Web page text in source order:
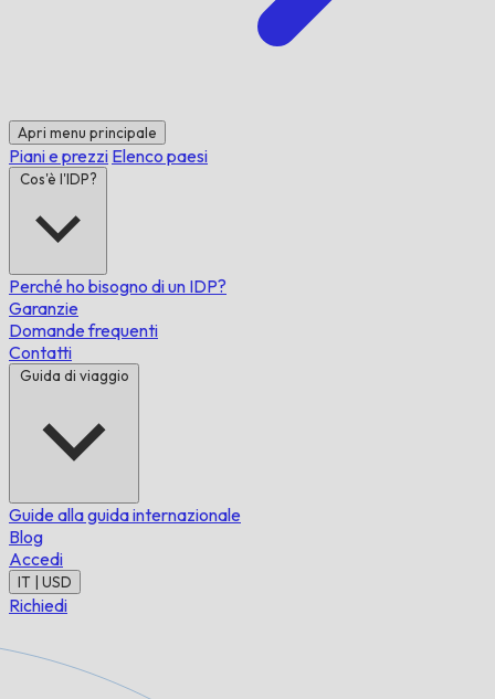
Apri menu principale
Piani e prezzi Elenco paesi
Cos'è l'IDP?
Perché ho bisogno di un IDP?
Garanzie
Domande frequenti
Contatti
Guida di viaggio
Guide alla guida internazionale
Blog
Accedi
IT | USD
Richiedi